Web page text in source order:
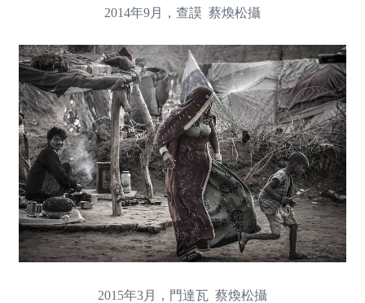
2014年9月，查謨 蔡煥松攝
2015年3月，門達瓦 蔡煥松攝